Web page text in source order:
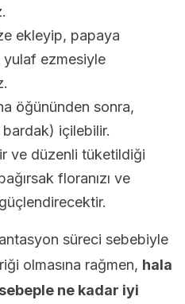
ekleyip, papaya
yulaf ezmesiyle
öğününden sonra,
içilebilir.
ve düzenli tüketildiği
floranızı ve
süreci sebebiyle
olmasına rağmen, hala
ne kadar iyi